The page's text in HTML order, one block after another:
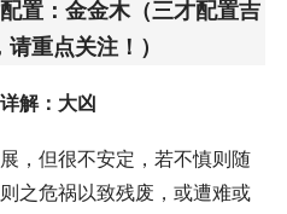
置：金金木（三才配置吉
重点关注！）
解：大凶
，但很不安定，若不慎则随
之危祸以致残废，或遭难或